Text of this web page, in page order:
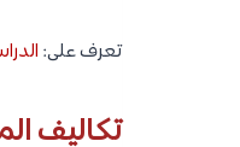
تعرف على:
تكاليف